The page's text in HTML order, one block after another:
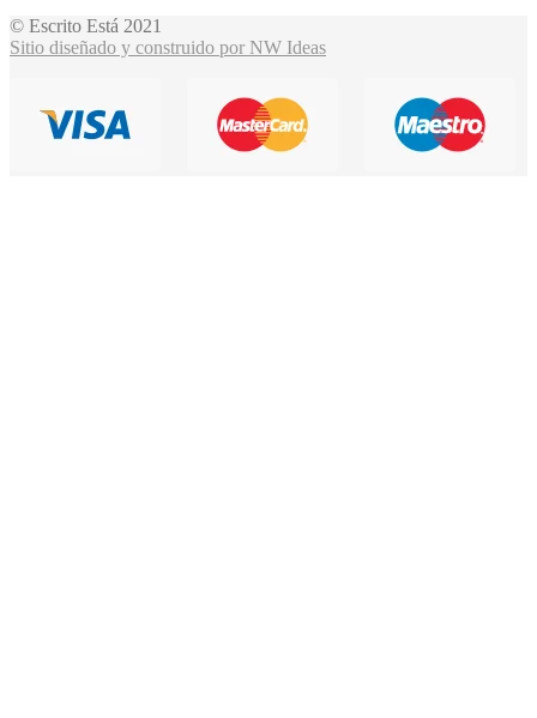
© Escrito Está 2021
Sitio diseñado y construido por NW Ideas